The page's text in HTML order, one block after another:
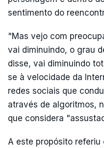
sentimento do
"Mas vejo com
vai diminuindo, o grau
disse, vai diminuindo
se à velocidade da
redes sociais que
através de algoritmos,
que considera
A este propósito